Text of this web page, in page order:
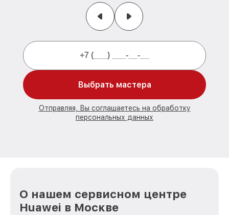
Выбрать мастера
Отправляя, Вы соглашаетесь на обработку
персональных данных
О нашем сервисном центре
Huawei в Москве